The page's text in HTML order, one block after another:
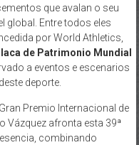
que avalan o seu
global. Entre todos eles
porWorld Athletics,
de Patrimonio Mundial
a eventos e escenarios
deporte.
Premio Internacional de
Vázquez afronta esta 39ª
combinando